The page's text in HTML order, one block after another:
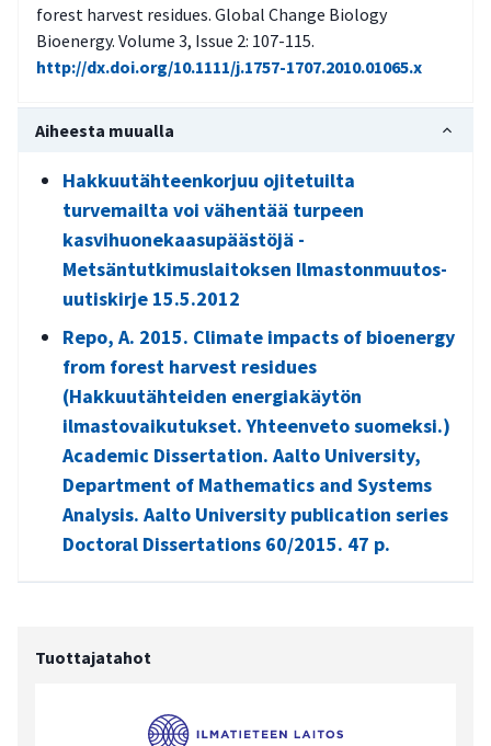
forest harvest residues. Global Change Biology
Bioenergy. Volume 3, Issue 2: 107-115.
http://dx.doi.org/10.1111/j.1757-1707.2010.01065.x
Aiheesta muualla
Hakkuutähteenkorjuu ojitetuilta
turvemailta voi vähentää turpeen
kasvihuone­kaasupäästöjä -
Metsäntutkimuslaitoksen Ilmastonmuutos-
uutiskirje 15.5.2012
Repo, A. 2015. Climate impacts of bioenergy
from forest harvest residues
(Hakkuutähteiden energiakäytön
ilmastovaikutukset. Yhteenveto suomeksi.)
Academic Dissertation. Aalto University,
Department of Mathematics and Systems
Analysis. Aalto University publication series
Doctoral Dissertations 60/2015. 47 p.
Tuottajatahot